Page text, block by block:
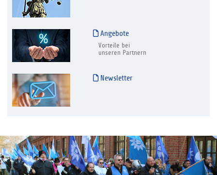
Angebote
Vorteile bei
unseren Partnern
Newsletter